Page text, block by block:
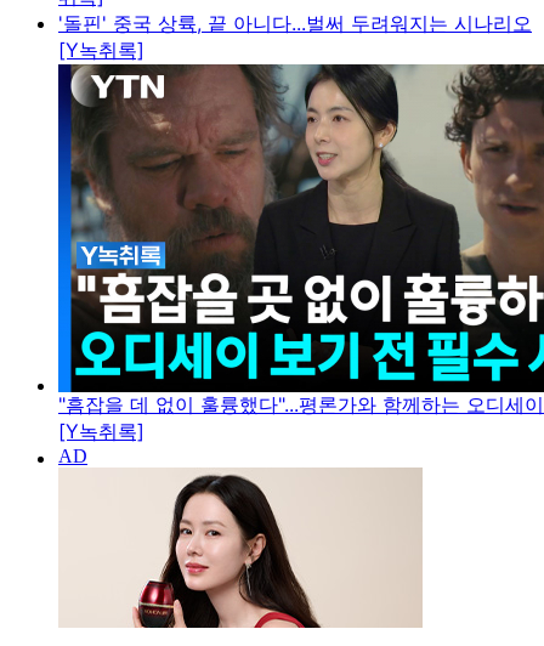
'돌핀' 중국 상륙, 끝 아니다...벌써 두려워지는 시나리오
[Y녹취록]
"흠잡을 데 없이 훌륭했다"...평론가와 함께하는 오디세
[Y녹취록]